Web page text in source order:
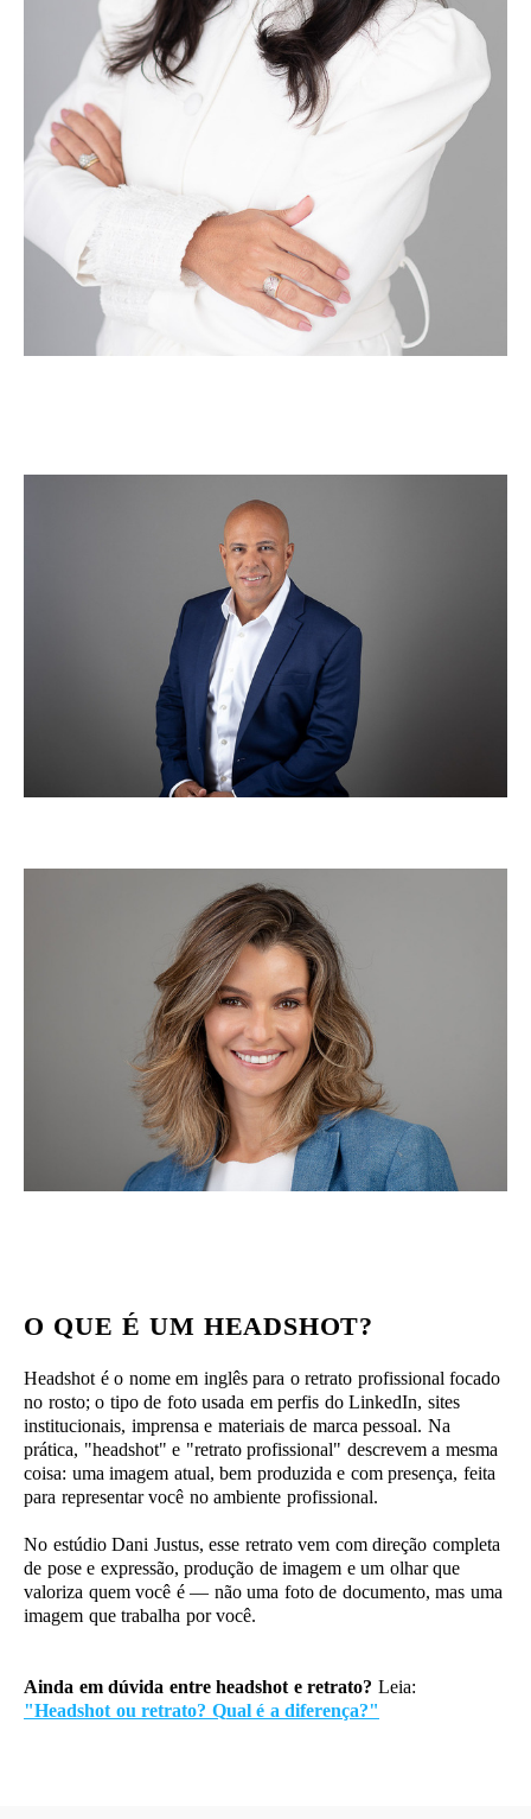
O QUE É UM HEADSHOT?
Headshot é o nome em inglês para o retrato profissional focado
no rosto; o tipo de foto usada em perfis do LinkedIn, sites
institucionais, imprensa e materiais de marca pessoal. Na
prática, "headshot" e "retrato profissional" descrevem a mesma
coisa: uma imagem atual, bem produzida e com presença, feita
para representar você no ambiente profissional.
No estúdio Dani Justus, esse retrato vem com direção completa
de pose e expressão, produção de imagem e um olhar que
valoriza quem você é — não uma foto de documento, mas uma
imagem que trabalha por você.
Ainda em dúvida entre headshot e retrato? Leia:
"Headshot ou retrato? Qual é a diferença?"